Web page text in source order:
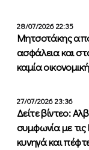
28/07/2026 22:35
Μητσοτάκης από
ασφάλεια και
καμία
27/07/2026 23:36
Δείτε βίντεο:
συμφωνία με
κυνηγά και